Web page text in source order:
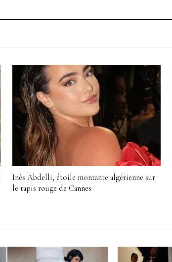
Inès Abdelli, étoile montante algérienne sur
le tapis rouge de Cannes